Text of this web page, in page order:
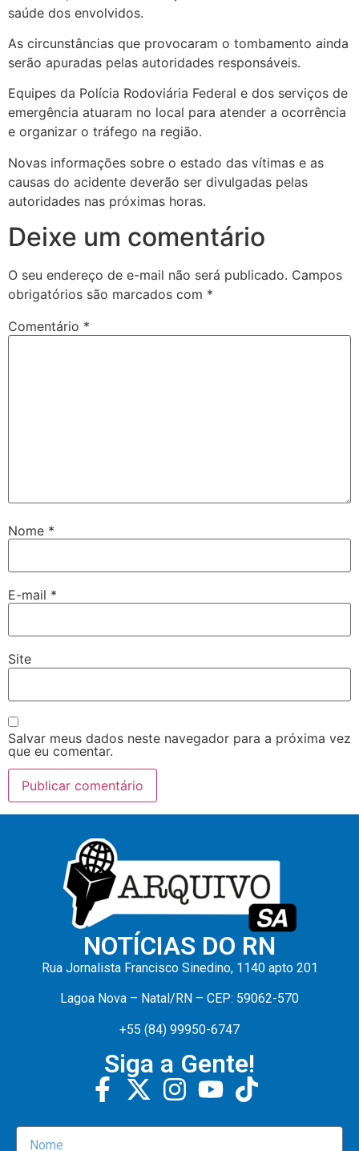
saúde dos envolvidos.
As circunstâncias que provocaram o tombamento ainda
serão apuradas pelas autoridades responsáveis.
Equipes da Polícia Rodoviária Federal e dos serviços de
emergência atuaram no local para atender a ocorrência
e organizar o tráfego na região.
Novas informações sobre o estado das vítimas e as
causas do acidente deverão ser divulgadas pelas
autoridades nas próximas horas.
Deixe um comentário
O seu endereço de e-mail não será publicado. Campos
obrigatórios são marcados com *
Comentário *
Nome *
E-mail *
Site
Salvar meus dados neste navegador para a próxima vez
que eu comentar.
NOTÍCIAS DO RN
Rua Jornalista Francisco Sinedino, 1140 apto 201
Lagoa Nova – Natal/RN – CEP: 59062-570
+55 (84) 99950-6747
Siga a Gente!